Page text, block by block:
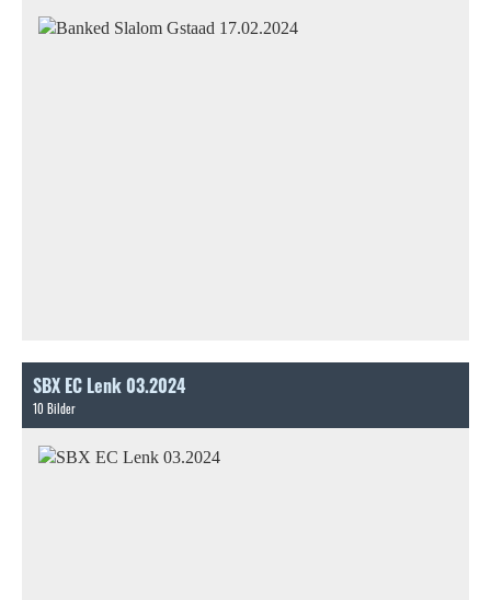
SBX EC Lenk 03.2024
10 Bilder